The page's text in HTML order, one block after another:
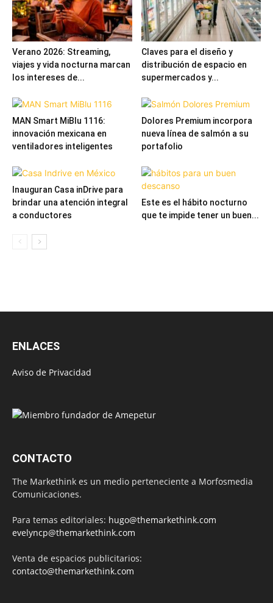
Verano 2026: Streaming,
viajes y vida nocturna marcan
los intereses de...
Claves para el diseño y
distribución de espacio en
supermercados y...
MAN Smart MiBlu 1116:
innovación mexicana en
ventiladores inteligentes
Dolores Premium incorpora
nueva línea de salmón a su
portafolio
Inauguran Casa inDrive para
brindar una atención integral
a conductores
Este es el hábito nocturno
que te impide tener un buen...
ENLACES
Aviso de Privacidad
CONTACTO
The Markethink es un medio perteneciente a Morfosmedia
Comunicaciones.
Para temas editoriales: hugo@themarkethink.com
evelyncp@themarkethink.com
Venta de espacios publicitarios:
contacto@themarkethink.com